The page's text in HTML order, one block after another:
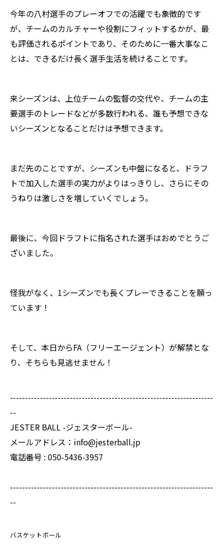
今年の八村選手のプレーオフでの活躍でも象徴的です
が、チームのカルチャーや役割にフィットするかが、最
も評価されるポイントであり、そのために一番大事なこ
とは、できるだけ長く選手生活を続けることです。
来シーズンは、上位チームの監督の交代や、チームの主
要選手のトレードなどが多数行われる、誰も予想できな
いシーズンとなることだけは予想できます。
まだ先のことですが、シーズンも中盤になると、ドラフ
トで加入した選手の実力がよりはっきりし、さらにその
うねりは激しさを増していくでしょう。
最後に、今回ドラフトに指名された選手はおめでとうご
ざいました。
怪我がなく、1シーズンでも長くプレーできることを願っ
ています！
そして、本日からFA（フリーエージェント）が解禁とな
り、そちらも見逃せません！
--------------------------------------------------------------------
--
JESTER BALL -ジェスターボール-
メールアドレス：info@jesterball.jp
電話番号 : 050-5436-3957
--------------------------------------------------------------------
--
バスケットボール